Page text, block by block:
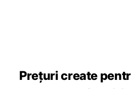
Prețuri create